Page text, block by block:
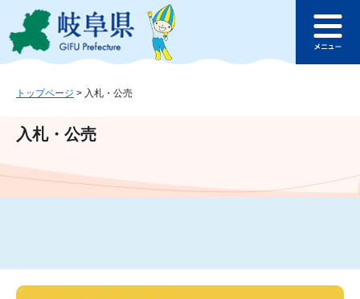
ジ
ュ
文
このページの本文へ
ュ
トップページ > 入札・公売
入札・公売